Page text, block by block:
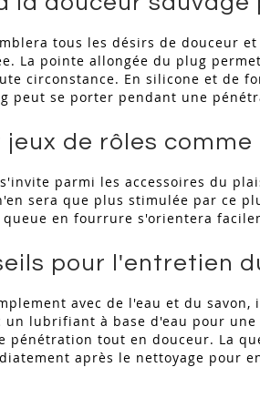
tous les désirs de douceur
La pointe allongée du plug
circonstance. En silicone et de
peut se porter pendant une
jeux de rôles
parmi les accessoires du
sera que plus stimulée par ce
en fourrure s'orientera
pour l'entretien
avec de l'eau et du
un lubrifiant à base d'eau pour
pénétration tout en douceur. La
après le nettoyage pour